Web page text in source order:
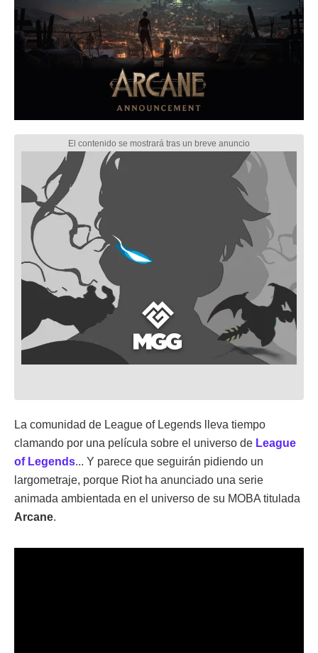
La comunidad de League of Legends lleva tiempo
clamando por una película sobre el universo de League
of Legends... Y parece que seguirán pidiendo un
largometraje, porque Riot ha anunciado una serie
animada ambientada en el universo de su MOBA titulada
Arcane.